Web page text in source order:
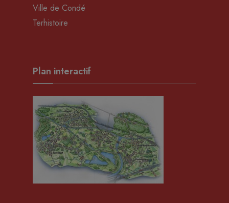
Ville de Condé
Terhistoire
Plan interactif